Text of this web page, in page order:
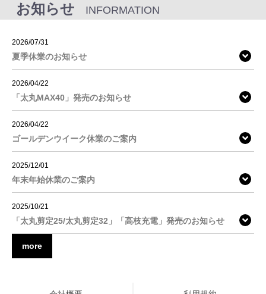
お知らせ INFORMATION
2026/07/31
夏季休業のお知らせ
2026/04/22
「太丸MAX40」発売のお知らせ
2026/04/22
ゴールデンウイーク休業のご案内
2025/12/01
年末年始休業のご案内
2025/10/21
「太丸剪定25/太丸剪定32」「高枝充電」発売のお知らせ
more